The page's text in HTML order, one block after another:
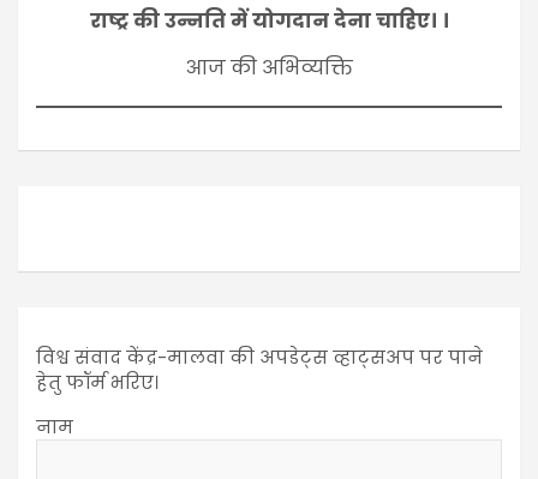
राष्ट्र की उन्नति में योगदान देना चाहिए। ।
आज की अभिव्यक्ति
विश्व संवाद केंद्र-मालवा की अपडेट्स व्हाट्सअप पर पाने
हेतु फॉर्म भरिए।
नाम